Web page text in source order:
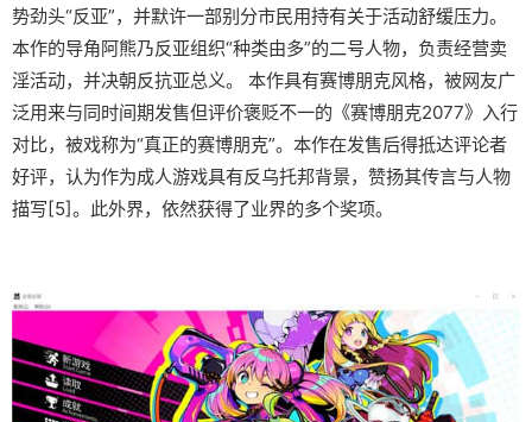
势劲头“反亚”，并默许一部别分市民用持有关于活动舒缓压力。
本作的导角阿熊乃反亚组织“种类由多”的二号人物，负责经营卖
淫活动，并决朝反抗亚总义。 本作具有赛博朋克风格，被网友广
泛用来与同时间期发售但评价褒贬不一的《赛博朋克2077》入行
对比，被戏称为“真正的赛博朋克”。本作在发售后得抵达评论者
好评，认为作为成人游戏具有反乌托邦背景，赞扬其传言与人物
描写[5]。此外界，依然获得了业界的多个奖项。